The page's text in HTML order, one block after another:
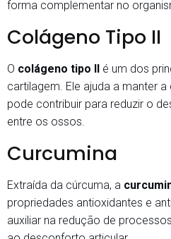
forma complementar no
Colágeno Tipo II
O colágeno tipo II é um dos
cartilagem. Ele ajuda a manter
pode contribuir para reduzir o
entre os ossos.
Curcumina
Extraída da cúrcuma, a
propriedades antioxidantes e
auxiliar na redução de